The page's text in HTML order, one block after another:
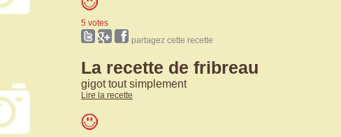
5 votes
partagez cette recette
La recette de fribreau
gigot tout simplement
Lire la recette